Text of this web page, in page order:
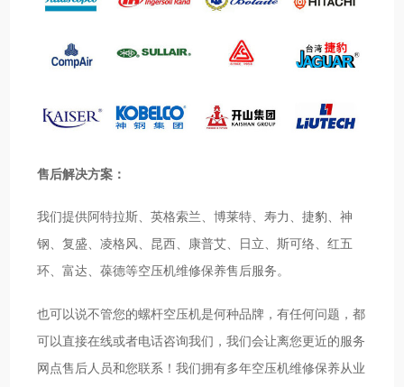
售后解决方案：
我们提供阿特拉斯、英格索兰、博莱特、寿力、捷豹、神
钢、复盛、凌格风、昆西、康普艾、日立、斯可络、红五
环、富达、葆德等空压机维修保养售后服务。
也可以说不管您的螺杆空压机是何种品牌，有任何问题，都
可以直接在线或者电话咨询我们，我们会让离您更近的服务
网点售后人员和您联系！我们拥有多年空压机维修保养从业